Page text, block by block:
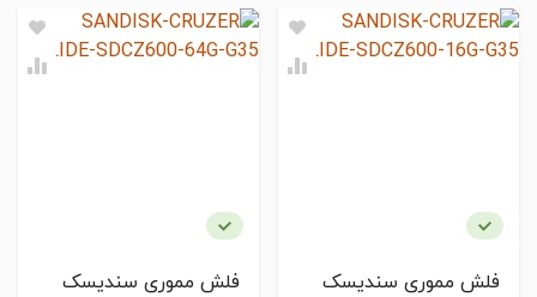
فلش مموری سندیسک
فلش مموری سندیسک